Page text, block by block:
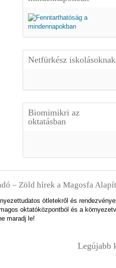
Netfürkész iskolásoknak
Biomimikri az
oktatásban
– Zöld hírek a Magosfa
ötletekről és
oktatóközpontból és a
maradj le!
Legújabb